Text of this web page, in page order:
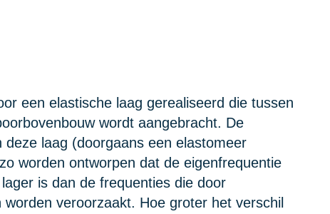
een elastische laag gerealiseerd die tussen
wordt aangebracht. De
deze laag (doorgaans een elastomeer
worden ontworpen dat de eigenfrequentie
is dan de frequenties die door
worden veroorzaakt. Hoe groter het verschil